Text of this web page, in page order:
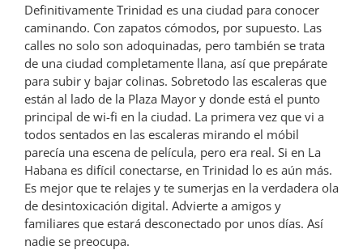
Definitivamente Trinidad es una ciudad para conocer
caminando. Con zapatos cómodos, por supuesto. Las
calles no solo son adoquinadas, pero también se trata
de una ciudad completamente llana, así que prepárate
para subir y bajar colinas. Sobretodo las escaleras que
están al lado de la Plaza Mayor y donde está el punto
principal de wi-fi en la ciudad. La primera vez que vi a
todos sentados en las escaleras mirando el móbil
parecía una escena de película, pero era real. Si en La
Habana es difícil conectarse, en Trinidad lo es aún más.
Es mejor que te relajes y te sumerjas en la verdadera ola
de desintoxicación digital. Advierte a amigos y
familiares que estará desconectado por unos días. Así
nadie se preocupa.